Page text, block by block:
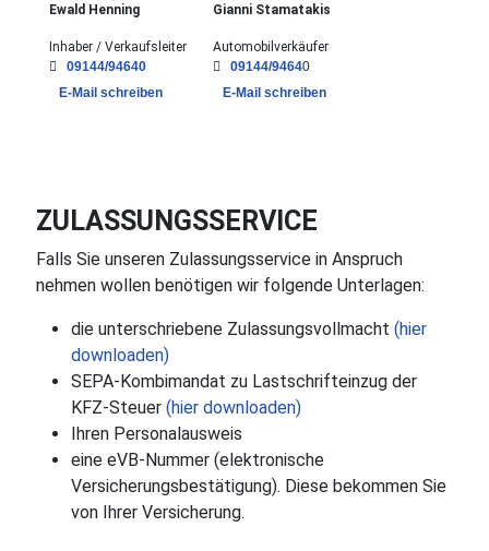
Ewald Henning
Inhaber / Verkaufsleiter
09144/94640
E-Mail schreiben
Gianni Stamatakis
Automobilverkäufer
09144/94640
E-Mail schreiben
ZULASSUNGSSERVICE
Falls Sie unseren Zulassungsservice in Anspruch
nehmen wollen benötigen wir folgende Unterlagen:
die unterschriebene Zulassungsvollmacht (hier
downloaden)
SEPA-Kombimandat zu Lastschrifteinzug der
KFZ-Steuer (hier downloaden)
Ihren Personalausweis
eine eVB-Nummer (elektronische
Versicherungsbestätigung). Diese bekommen Sie
von Ihrer Versicherung.